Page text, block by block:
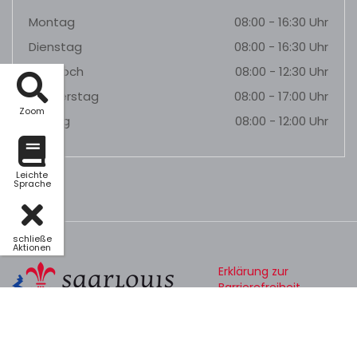
Zoom
Leichte
Sprache
schließe
Aktionen
Montag
08:00 - 16:30 Uhr
Dienstag
08:00 - 16:30 Uhr
Mittwoch
08:00 - 12:30 Uhr
Donnerstag
08:00 - 17:00 Uhr
Freitag
08:00 - 12:00 Uhr
Erklärung zur
Barrierefreiheit